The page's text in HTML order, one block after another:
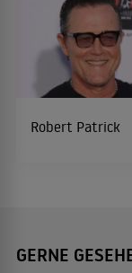
Robert Patrick
GERNE